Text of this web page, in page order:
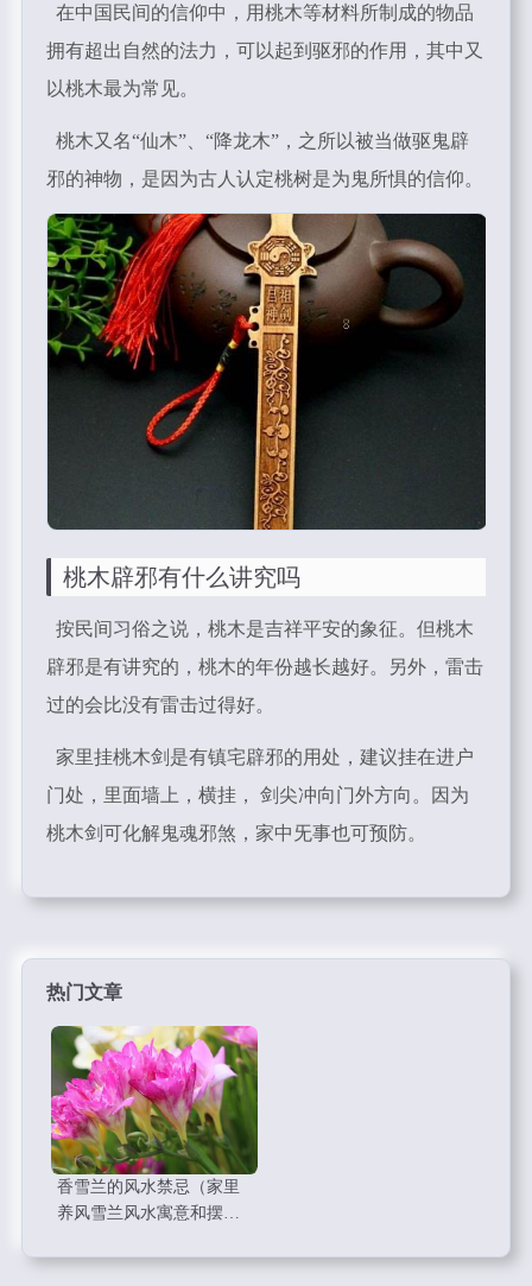
在中国民间的信仰中，用桃木等材料所制成的物品
拥有超出自然的法力，可以起到驱邪的作用，其中又
以桃木最为常见。
桃木又名“仙木”、“降龙木”，之所以被当做驱鬼辟
邪的神物，是因为古人认定桃树是为鬼所惧的信仰。
桃木辟邪有什么讲究吗
按民间习俗之说，桃木是吉祥平安的象征。但桃木
辟邪是有讲究的，桃木的年份越长越好。另外，雷击
过的会比没有雷击过得好。
家里挂桃木剑是有镇宅辟邪的用处，建议挂在进户
门处，里面墙上，横挂， 剑尖冲向门外方向。因为
桃木剑可化解鬼魂邪煞，家中旡事也可预防。
热门文章
香雪兰的风水禁忌（家里
养风雪兰风水寓意和摆